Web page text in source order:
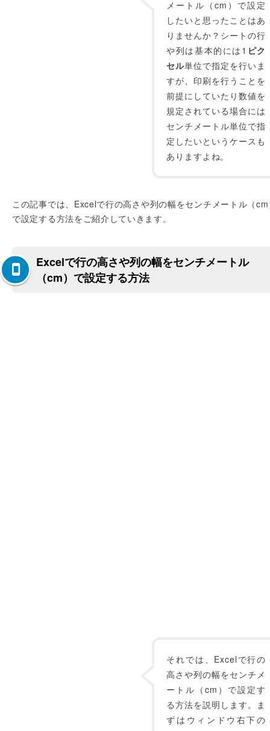
メートル（cm）で設定
したいと思ったことはあ
りませんか？シートの行
や列は基本的には1 ピク
セル単位で指定を行いま
すが、印刷を行うことを
前提にしていたり数値を
規定されている場合には
センチメートル単位で指
定したいというケースも
ありますよね。
この記事では、Excelで行の高さや列の幅をセンチメートル（
で設定する方法をご紹介していきます。
Excelで行の高さや列の幅をセンチメートル
（cm）で設定する方法
それでは、Excelで行の
高さや列の幅をセンチメ
ートル（cm）で設定す
る方法を説明します。ま
ずはウィンドウ右下の